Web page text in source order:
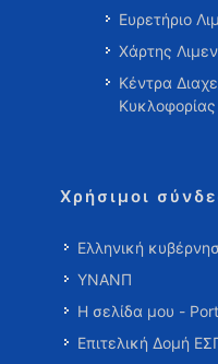
Ευρετήριο
Χάρτης
Κέντρα
Χρήσιμοι
Ελληνική
ΥΝΑΝΠ
Η σελίδα μου -
Επιτελική Δομή